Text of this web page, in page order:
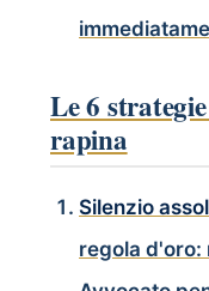
Le 6
rapina
Silenzio
regola d'oro: